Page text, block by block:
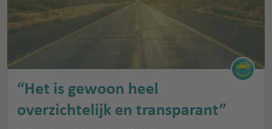
“Het is gewoon heel
overzichtelijk en transparant”